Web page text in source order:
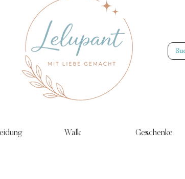
Walk Geschenke